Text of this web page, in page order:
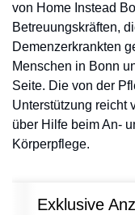
von Home Instead
Betreuungskräften,
Demenzerkrankten
Menschen in Bonn
Seite. Die von der
Unterstützung reicht
über Hilfe beim An-
Körperpflege.
Exklusive